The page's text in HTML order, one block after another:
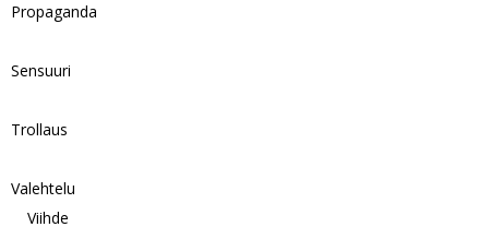
Propaganda
Sensuuri
Trollaus
Valehtelu
Viihde